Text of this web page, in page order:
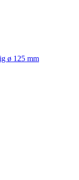
ø 125 mm